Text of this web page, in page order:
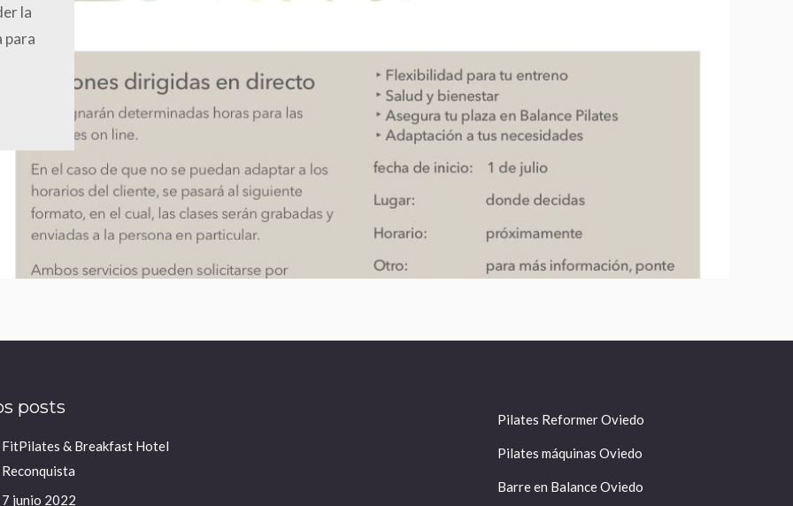
la
para
posts
FitPilates & Breakfast Hotel
Reconquista
7 junio 2022
Pilates Reformer Oviedo
Pilates máquinas Oviedo
Barre en Balance Oviedo